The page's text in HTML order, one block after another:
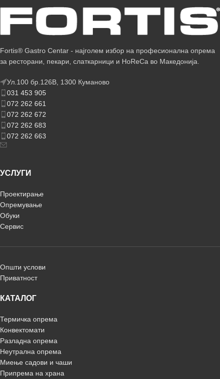
Fortis® Gastro Centar - најголем избор на професионална опрема
за ресторани, пекари, слаткарници и HoReCa во Македонија.
Ул.100 бр.126В, 1300 Куманово
031 453 905
072 262 661
072 262 672
072 262 683
072 262 663
УСЛУГИ
Проектирање
Опремување
Обуки
Сервис
Општи услови
Приватност
КАТАЛОГ
Термичка опрема
Конвектомати
Разладна опрема
Неутрална опрема
Миење садови и чаши
Припрема на храна